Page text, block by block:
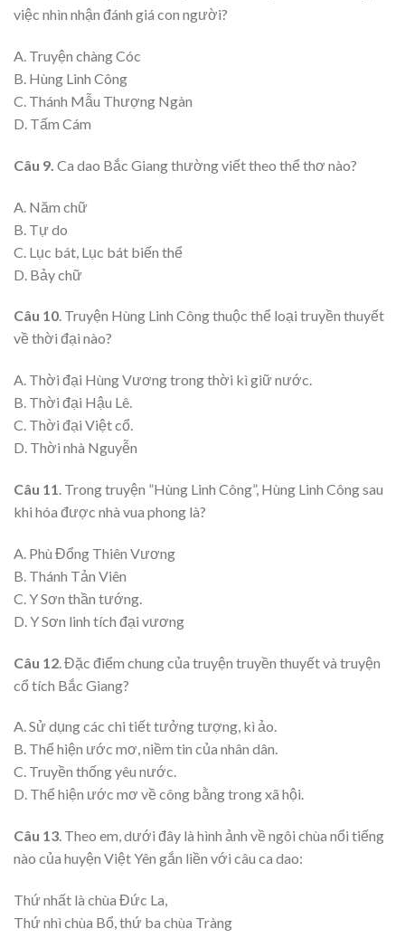
việc nhìn nhận đánh giá con người?
A. Truyện chàng Cóc
B. Hùng Linh Công
C. Thánh Mẫu Thượng Ngàn
D. Tấm Cám
Câu 9. Ca dao Bắc Giang thường viết theo thể thơ nào?
A. Năm chữ
B. Tự do
C. Lục bát, Lục bát biến thể
D. Bảy chữ
Câu 10. Truyện Hùng Linh Công thuộc thể loại truyền thuyết
về thời đại nào?
A. Thời đại Hùng Vương trong thời kì giữ nước.
B. Thời đại Hậu Lê.
C. Thời đại Việt cổ.
D. Thời nhà Nguyễn
Câu 11. Trong truyện ”Hùng Linh Công”, Hùng Linh Công sau
khi hóa được nhà vua phong là?
A. Phù Đổng Thiên Vương
B. Thánh Tản Viên
C. Y Sơn thần tướng.
D. Y Sơn linh tích đại vương
Câu 12 . Đặc điểm chung của truyện truyền thuyết và truyện
cổ tích Bắc Giang?
A. Sử dụng các chi tiết tưởng tượng, kì ảo.
B. Thể hiện ước mơ, niềm tin của nhân dân.
C. Truyền thống yêu nước.
D. Thể hiện ước mơ về công bằng trong xã hội.
Câu 13. Theo em, dưới đây là hình ảnh về ngôi chùa nổi tiếng
nào của huyện Việt Yên gắn liền với câu ca dao:
Thứ nhất là chùa Đức La,
Thứ nhì chùa Bổ, thứ ba chùa Tràng